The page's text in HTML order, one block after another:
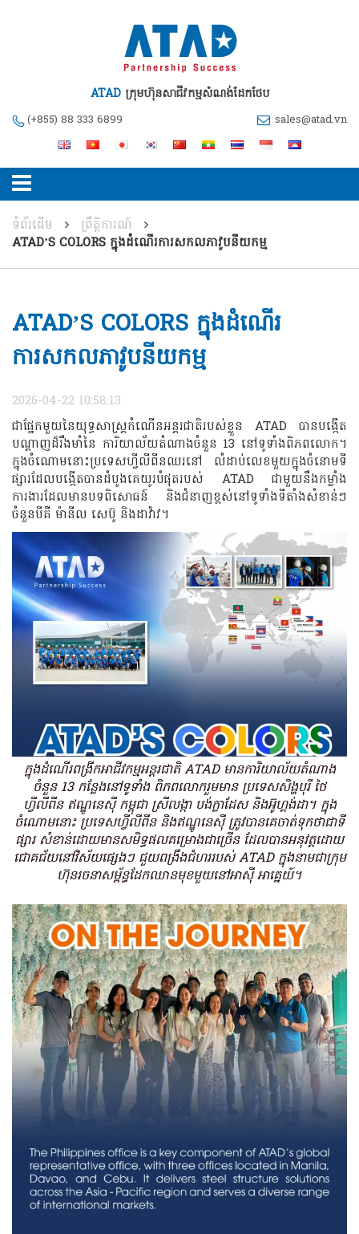
ATAD ក្រុមហ៊ុនសាជីវកម្មសំណង់ដែកថែប
(+855) 88 333 6899 sales@atad.vn
ទំព័រដើម
ព្រឹត្តិការណ៍
ATAD’S COLORS ​​​ក្នុងដំណើរការសកលភាវូបនីយកម្ម
ATAD’S COLORS ​​​ក្នុងដំណើរ
ការសកលភាវូបនីយកម្ម
2026-04-22 10:58:13
ជាផ្នែកមួយនៃយុទ្ធសាស្ត្រកំណើនអន្តរជាតិរបស់ខ្លួន ATAD បានបង្កើត
បណ្តាញដ៏រឹងមាំនៃ ការិយាល័យតំណាងចំនួន 13 នៅទូទាំងពិភពលោក។
ក្នុងចំណោមនោះប្រទេសហ្វីលីពីនឈរនៅ លំដាប់លេខមួយក្នុងចំនោមទី
ផ្សារដែលបង្កើតបានដំបូងគេយូរបំផុតរបស់ ATAD ជាមួយនឹងកម្លាំង
ការងារដែលមានបទពិសោធន៍ និងជំនាញខ្ពស់នៅទូទាំងទីតាំងសំខាន់ៗ
ចំនួនបីគឺ ម៉ានីល សេប៊ូ និងដាវ៉ាវ។
ក្នុងដំណើរពង្រីកអាជីវកម្មអន្តរជាតិ ATAD មានការិយាល័យតំណាង
ចំនួន 13 កន្លែងនៅទូទាំង ពិភពលោករួមមាន ប្រទេសសិង្ហបុរី ថៃ
ហ្វីលីពីន ឥណ្ឌូនេស៊ី កម្ពុជា ស្រីលង្កា បង់ក្លាដែស និងអ៊ូហ្គង់ដា។ ក្នុង
ចំណោមនោះ ប្រទេសហ្វីលីពីន និងឥណ្ឌូនេស៊ី ត្រូវបានគេចាត់ទុកថាជាទី
ផ្សារ សំខាន់ដោយមានសមិទ្ធផលគម្រោងជាច្រើន ដែលបានអនុវត្តដោយ
ជោគជ័យនៅវិស័យផ្សេងៗ ជួយពង្រឹងជំហររបស់ ATAD ក្នុងនាមជាក្រុម
ហ៊ុនរចនាសម្ព័ន្ធដែកឈានមុខមួយនៅអាស៊ី អាគ្នេយ៍។